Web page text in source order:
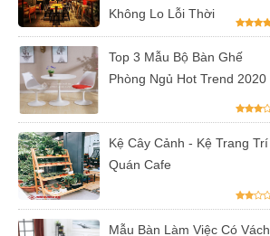
thép sơn
tĩnh điện
màu đen,
trắng
Không Lo Lỗi Thời
Top 3 Mẫu Bộ Bàn Ghế
Phòng Ngủ Hot Trend 2020
Kệ Cây Cảnh - Kệ Trang Trí
Quán Cafe
Mẫu Bàn Làm Việc Có Vách